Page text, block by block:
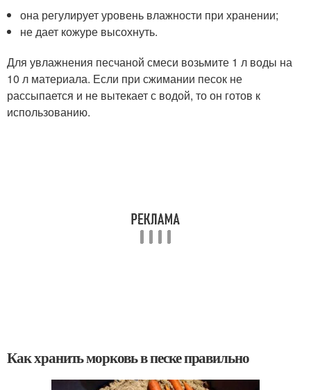
она регулирует уровень влажности при хранении;
не дает кожуре высохнуть.
Для увлажнения песчаной смеси возьмите 1 л воды на
10 л материала. Если при сжимании песок не
рассыпается и не вытекает с водой, то он готов к
использованию.
Как хранить морковь в песке правильно